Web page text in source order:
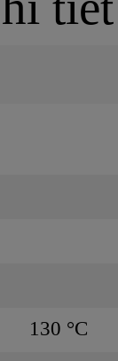
130 °C